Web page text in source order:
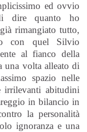
ed ovvio
dire quanto ho
rimangiato tutto,
con quel Silvio
al fianco della
una volta alleato di
spazio nelle
irrilevanti abitudini
in bilancio in
la personalità
ignoranza e una